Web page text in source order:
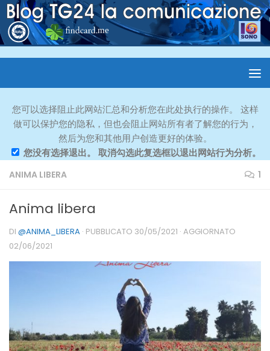
您可以选择阻止此网站汇总和分析您在此处执行的操作。 这样
做可以保护您的隐私，但也会阻止网站所有者了解您的行为，
然后为您和其他用户创造更好的体验。
您没有选择退出。 取消勾选此复选框以退出网站行为分析。
ANIMA LIBERA 1
Anima libera
DI @ANIMA_LIBERA · PUBBLICATO 30/05/2021 · AGGIORNATO
02/06/2021